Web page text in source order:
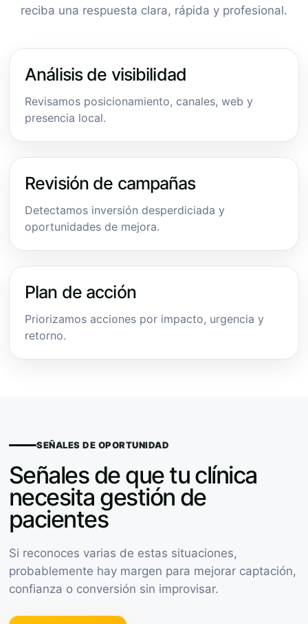
reciba una respuesta clara, rápida y profesional.
Análisis de visibilidad
Revisamos posicionamiento, canales, web y
presencia local.
Revisión de campañas
Detectamos inversión desperdiciada y
oportunidades de mejora.
Plan de acción
Priorizamos acciones por impacto, urgencia y
retorno.
SEÑALES DE OPORTUNIDAD
Señales de que tu clínica
necesita gestión de
pacientes
Si reconoces varias de estas situaciones,
probablemente hay margen para mejorar captación,
confianza o conversión sin improvisar.